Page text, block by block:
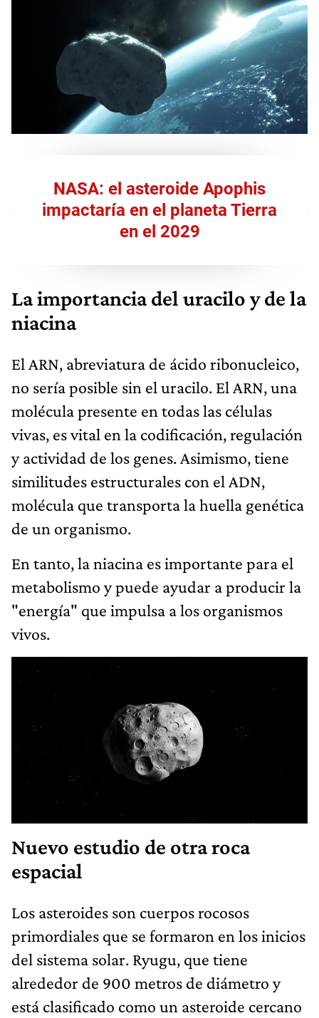
NASA: el asteroide Apophis
impactaría en el planeta Tierra
en el 2029
La importancia del uracilo y de la
niacina
El ARN, abreviatura de ácido ribonucleico,
no sería posible sin el uracilo. El ARN, una
molécula presente en todas las células
vivas, es vital en la codificación, regulación
y actividad de los genes. Asimismo, tiene
similitudes estructurales con el ADN,
molécula que transporta la huella genética
de un organismo.
En tanto, la niacina es importante para el
metabolismo y puede ayudar a producir la
"energía" que impulsa a los organismos
vivos.
Nuevo estudio de otra roca
espacial
Los asteroides son cuerpos rocosos
primordiales que se formaron en los inicios
del sistema solar. Ryugu, que tiene
alrededor de 900 metros de diámetro y
está clasificado como un asteroide cercano